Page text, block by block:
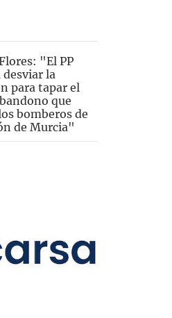
"El PP
la
para tapar el
que
bomberos de
de Murcia"